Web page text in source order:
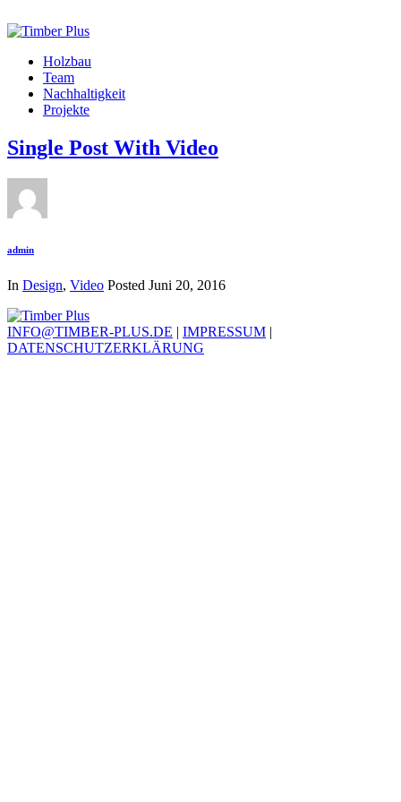
Holzbau
Team
Nachhaltigkeit
Projekte
Single Post With Video
admin
In Design, Video Posted Juni 20, 2016
INFO@TIMBER-PLUS.DE | IMPRESSUM |
DATENSCHUTZERKLÄRUNG